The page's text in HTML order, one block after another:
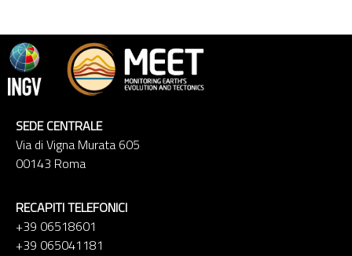
SEDE CENTRALE
Via di Vigna Murata 605
00143 Roma
RECAPITI TELEFONICI
+39 06518601
+39 065041181